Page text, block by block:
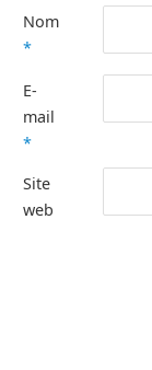
Nom
*
E-
mail
*
Site
web